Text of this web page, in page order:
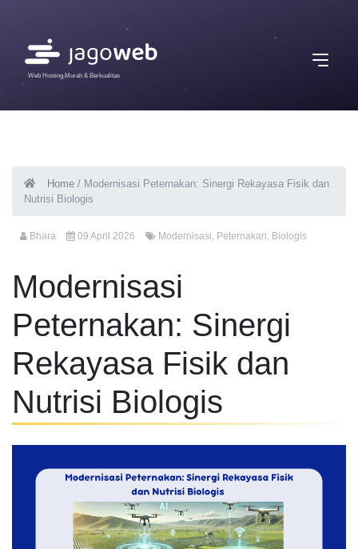
Web Hosting Murah & Berkualitas
Home / Modernisasi Peternakan: Sinergi Rekayasa Fisik dan
Nutrisi Biologis
Bhara 09 April 2026 Modernisasi, Peternakan, Biologis
Modernisasi
Peternakan: Sinergi
Rekayasa Fisik dan
Nutrisi Biologis